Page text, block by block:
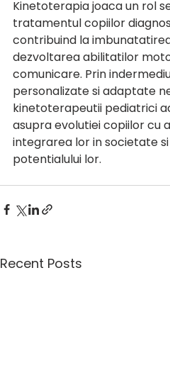
Kinetoterapia joaca un rol
tratamentul copiilor
contribuind la
dezvoltarea abilitatilor
comunicare. Prin
personalizate si adaptate
kinetoterapeutii pediatrici
asupra evolutiei copiilor cu
integrarea lor in societate
potentialului lor.
Recent Posts